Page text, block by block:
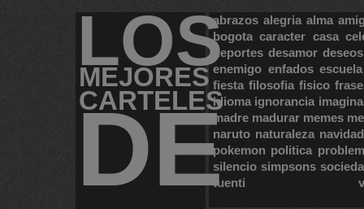
LOS
MEJORES
CARTELES
DE
abrazos alegria alma
bogota caracter casa
deportes desamor deseos
enemigo enfados escuela
fiesta filosofia fisico
idioma ignorancia
madre madurar memes
naruto naturaleza navidad
pokemon politica
silencio simpsons
tuenti